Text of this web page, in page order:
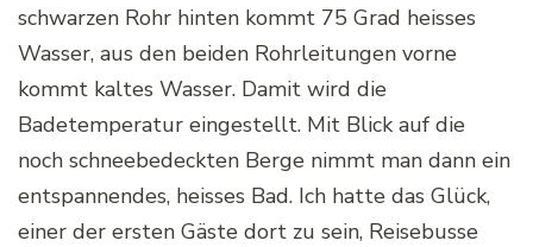
schwarzen Rohr hinten kommt 75 Grad heisses
Wasser, aus den beiden Rohrleitungen vorne
kommt kaltes Wasser. Damit wird die
Badetemperatur eingestellt. Mit Blick auf die
noch schneebedeckten Berge nimmt man dann ein
entspannendes, heisses Bad. Ich hatte das Glück,
einer der ersten Gäste dort zu sein, Reisebusse